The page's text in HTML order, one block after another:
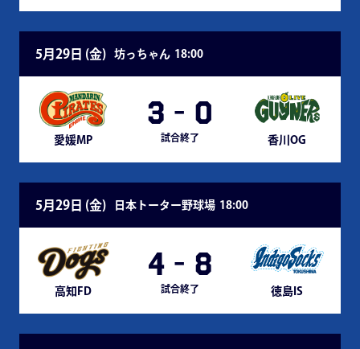
5月29日 (金) 坊っちゃん 18:00
愛媛MP
3 - 0
試合終了 香川OG
5月29日 (金) 日本トーター野球場 18:00
高知FD
4 - 8
試合終了 徳島IS